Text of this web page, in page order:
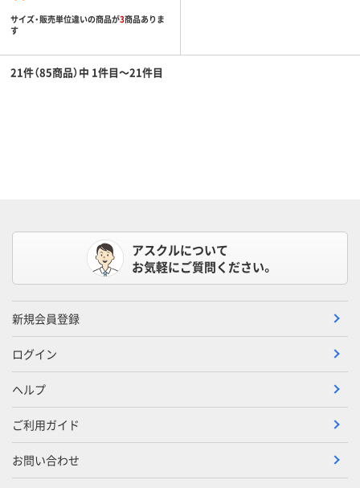
サイズ・販売単位違いの商品が3商品ありま
す
21件（85商品）中 1件目～21件目
アスクルについて
お気軽にご質問ください。
新規会員登録
ログイン
ヘルプ
ご利用ガイド
お問い合わせ